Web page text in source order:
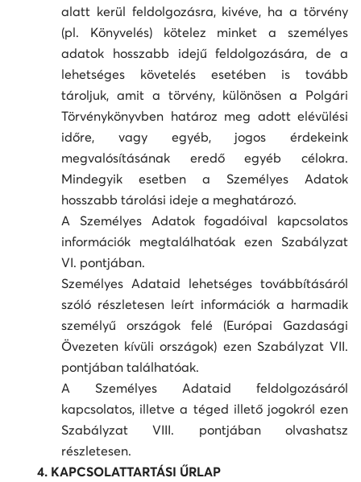
alatt kerül feldolgozásra, kivéve, ha a törvény
(pl. Könyvelés) kötelez minket a személyes
adatok hosszabb idejű feldolgozására, de a
lehetséges követelés esetében is tovább
tároljuk, amit a törvény, különösen a Polgári
Törvénykönyvben határoz meg adott elévülési
időre, vagy egyéb, jogos érdekeink
megvalósításának eredő egyéb célokra.
Mindegyik esetben a Személyes Adatok
hosszabb tárolási ideje a meghatározó.
A Személyes Adatok fogadóival kapcsolatos
információk megtalálhatóak ezen Szabályzat
VI. pontjában.
Személyes Adataid lehetséges továbbításáról
szóló részletesen leírt információk a harmadik
személyű országok felé (Európai Gazdasági
Övezeten kívüli országok) ezen Szabályzat VII.
pontjában találhatóak.
A Személyes Adataid feldolgozásáról
kapcsolatos, illetve a téged illető jogokról ezen
Szabályzat VIII. pontjában olvashatsz
részletesen.
4. KAPCSOLATTARTÁSI ŰRLAP